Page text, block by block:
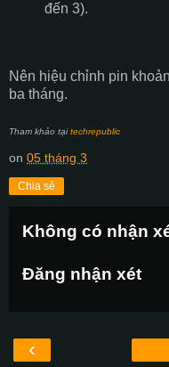
đến 3).
Nên hiệu chỉnh pin
ba tháng.
Tham khảo tạitechrepublic
on 05 tháng 3
Chia sẻ
Không có nhận
Đăng nhận xét
‹